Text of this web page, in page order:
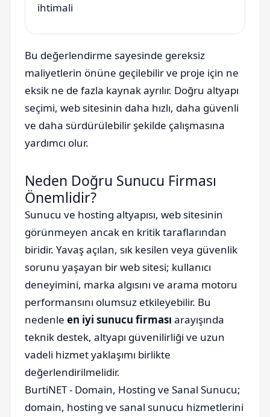
ihtimali
Bu değerlendirme sayesinde gereksiz
maliyetlerin önüne geçilebilir ve proje için ne
eksik ne de fazla kaynak ayrılır. Doğru altyapı
seçimi, web sitesinin daha hızlı, daha güvenli
ve daha sürdürülebilir şekilde çalışmasına
yardımcı olur.
Neden Doğru Sunucu Firması
Önemlidir?
Sunucu ve hosting altyapısı, web sitesinin
görünmeyen ancak en kritik taraflarından
biridir. Yavaş açılan, sık kesilen veya güvenlik
sorunu yaşayan bir web sitesi; kullanıcı
deneyimini, marka algısını ve arama motoru
performansını olumsuz etkileyebilir. Bu
nedenle en iyi sunucu firması arayışında
teknik destek, altyapı güvenilirliği ve uzun
vadeli hizmet yaklaşımı birlikte
değerlendirilmelidir.
BurtiNET - Domain, Hosting ve Sanal Sunucu;
domain, hosting ve sanal sunucu hizmetlerini